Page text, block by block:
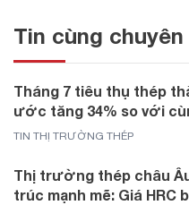
Tin cùng chuyên
Tháng 7 tiêu thụ thép
ước tăng 34% so với
TIN THỊ TRƯỜNG THÉP
Thị trường thép châu
trúc mạnh mẽ: Giá HRC